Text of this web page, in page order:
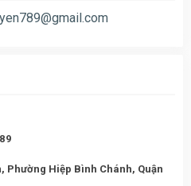
Phường Hiệp Bình Chánh, Quận